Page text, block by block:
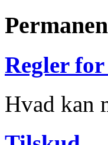
Regler for
Hvad kan